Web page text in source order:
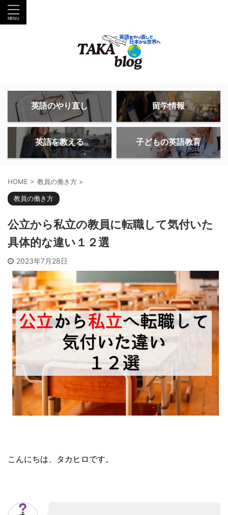
英語のやり直し 留学情報
英語を教える 子どもの英語教育
HOME > 教員の働き方 >
教員の働き方
公立から私立の教員に転職して気付いた
具体的な違い１２選
2023年7月28日
こんにちは、タカヒロです。